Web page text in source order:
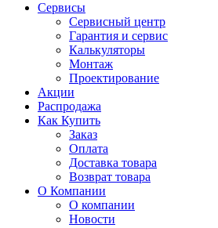
Сервисы
Сервисный центр
Гарантия и сервис
Калькуляторы
Монтаж
Проектирование
Акции
Распродажа
Как Купить
Заказ
Оплата
Доставка товара
Возврат товара
О Компании
О компании
Новости